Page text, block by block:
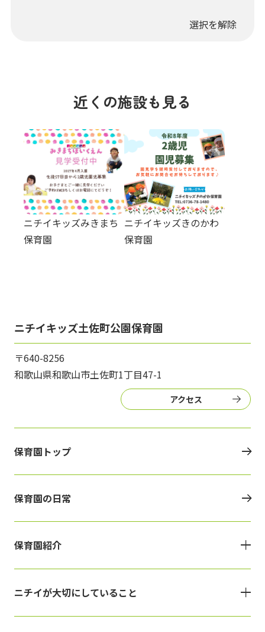
選択を解除
近くの施設も見る
ニチイキッズみきまち
保育園
ニチイキッズきのかわ
保育園
ニチイキッズ土佐町公園保育園
〒640-8256
和歌山県和歌山市土佐町1丁目47-1
アクセス
保育園トップ
保育園の日常
保育園紹介
ニチイが大切にしていること